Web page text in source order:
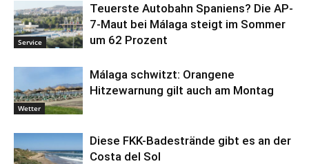
Service
Teuerste Autobahn Spaniens? Die AP-
7-Maut bei Málaga steigt im Sommer
um 62 Prozent
Wetter
Málaga schwitzt: Orangene
Hitzewarnung gilt auch am Montag
Diese FKK-Badestrände gibt es an der
Costa del Sol